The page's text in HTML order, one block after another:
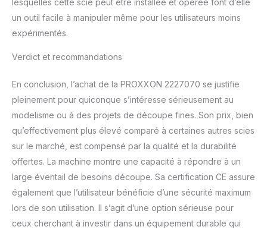
lesquelles cette scie peut être installée et opérée font d’elle
un outil facile à manipuler même pour les utilisateurs moins
expérimentés.
Verdict et recommandations
En conclusion, l’achat de la PROXXON 2227070 se justifie
pleinement pour quiconque s’intéresse sérieusement au
modelisme ou à des projets de découpe fines. Son prix, bien
qu’effectivement plus élevé comparé à certaines autres scies
sur le marché, est compensé par la qualité et la durabilité
offertes. La machine montre une capacité à répondre à un
large éventail de besoins découpe. Sa certification CE assure
également que l’utilisateur bénéficie d’une sécurité maximum
lors de son utilisation. Il s’agit d’une option sérieuse pour
ceux cherchant à investir dans un équipement durable qui